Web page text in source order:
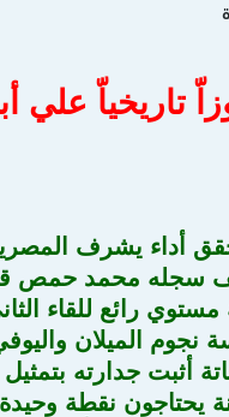
تاريخياّ علي
أداء يشرف
مستوي رائع للقاء
نجوم الميلان
أثبت جدارته
يحتاجون نقطة